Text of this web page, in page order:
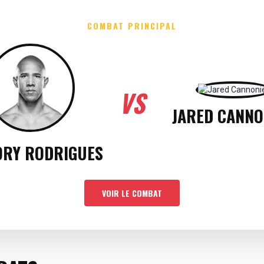
COMBAT PRINCIPAL
RODRIGUES
VS JARED
VOIR LE COMBAT